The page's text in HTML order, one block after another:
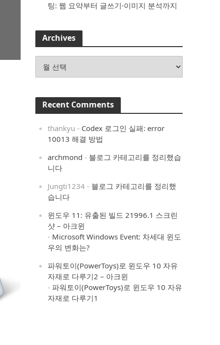
팅: 웹 요약부터 글쓰기·이미지 분석까지
Archives
Recent Comments
thankyu - Codex 로그인 실패: error
10013 해결 방법
archmond - 블로그 카테고리를 정리했습
니다
Jungti1234 - 블로그 카테고리를 정리했
습니다
윈도우 11: 유출된 빌드 21996.1 스크린
샷 – 아크윈
- Microsoft Windows Event: 차세대 윈도
우의 변화는?
파워토이(PowerToys)로 윈도우 10 자유
자재로 다루기2 – 아크윈
- 파워토이(PowerToys)로 윈도우 10 자유
자재로 다루기1